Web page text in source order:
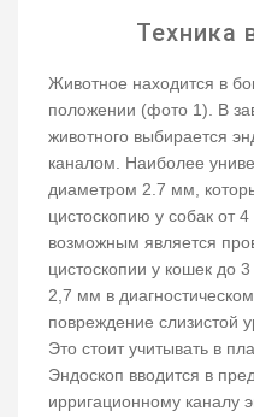
Техника
Животное находится в
положении (фото 1). В
животного выбирается
каналом. Наиболее
диаметром 2.7 мм,
цистоскопию у собак от
возможным является
цистоскопии у кошек до
2,7 мм в
повреждение слизистой
Это стоит учитывать в
Эндоскоп вводится в
ирригационному каналу